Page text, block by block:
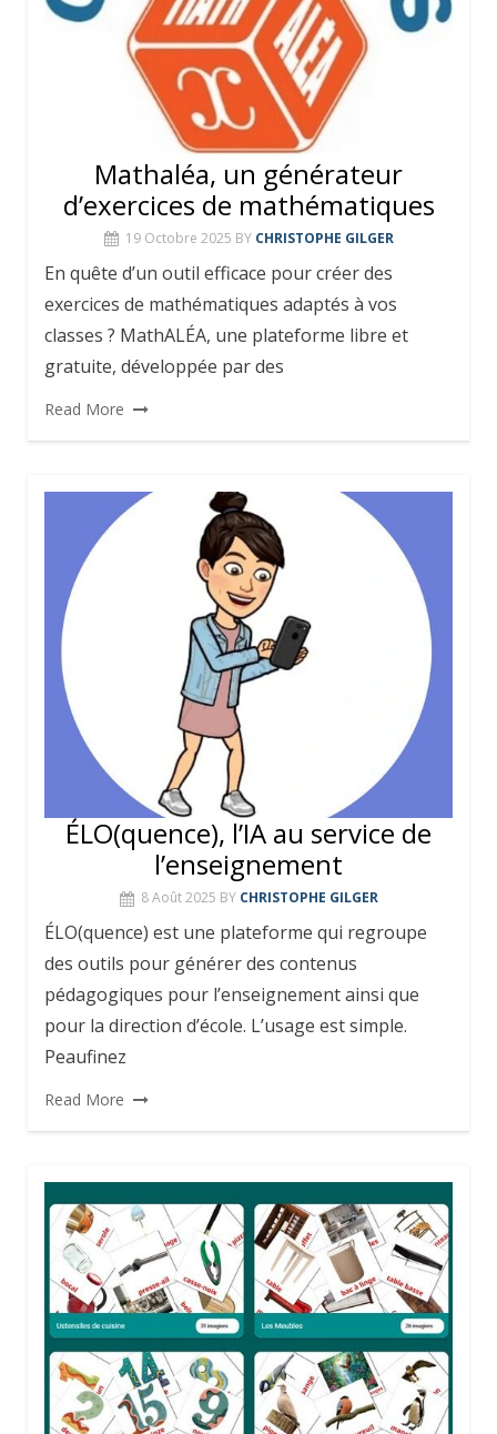
Mathaléa, un générateur
d’exercices de mathématiques
19 Octobre 2025 BY CHRISTOPHE GILGER
En quête d’un outil efficace pour créer des
exercices de mathématiques adaptés à vos
classes ? MathALÉA, une plateforme libre et
gratuite, développée par des
Read More
ÉLO(quence), l’IA au service de
l’enseignement
8 Août 2025 BY CHRISTOPHE GILGER
ÉLO(quence) est une plateforme qui regroupe
des outils pour générer des contenus
pédagogiques pour l’enseignement ainsi que
pour la direction d’école. L’usage est simple.
Peaufinez
Read More